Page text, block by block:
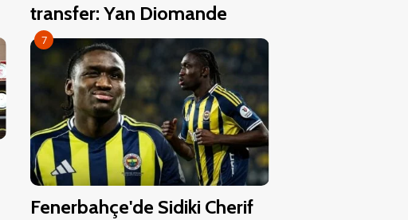
transfer: Yan Diomande
7
Fenerbahçe'de Sidiki Cherif